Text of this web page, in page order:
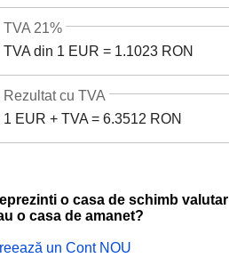
TVA din 1 EUR = 1.1023 RON
TVA 21%
1 EUR + TVA = 6.3512 RON
Rezultat cu TVA
o casa de schimb valutar
o casa de amanet?
un Cont NOU